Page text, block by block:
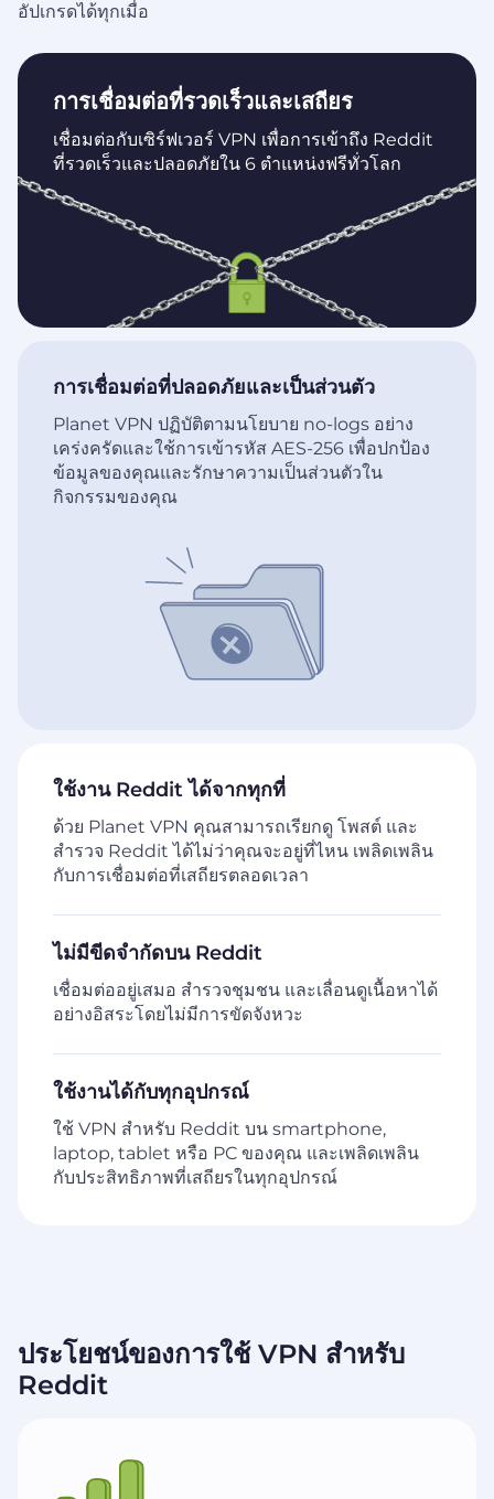
อัปเกรดได้ทุกเมื่อ
การเชื่อมต่อที่รวดเร็วและเสถียร
เชื่อมต่อกับเซิร์ฟเวอร์ VPN เพื่อการเข้าถึง Reddit
ที่รวดเร็วและปลอดภัยใน 6 ตำแหน่งฟรีทั่วโลก
ใช้งาน Reddit ได้จากทุกที่
ด้วย Planet VPN คุณสามารถเรียกดู โพสต์ และ
สำรวจ Reddit ได้ไม่ว่าคุณจะอยู่ที่ไหน เพลิดเพลิน
กับการเชื่อมต่อที่เสถียรตลอดเวลา
ไม่มีขีดจำกัดบน Reddit
เชื่อมต่ออยู่เสมอ สำรวจชุมชน และเลื่อนดูเนื้อหาได้
อย่างอิสระโดยไม่มีการขัดจังหวะ
ใช้งานได้กับทุกอุปกรณ์
ใช้ VPN สำหรับ Reddit บน smartphone,
laptop, tablet หรือ PC ของคุณ และเพลิดเพลิน
กับประสิทธิภาพที่เสถียรในทุกอุปกรณ์
การเชื่อมต่อที่ปลอดภัยและเป็นส่วนตัว
Planet VPN ปฏิบัติตามนโยบาย no-logs อย่าง
เคร่งครัดและใช้การเข้ารหัส AES-256 เพื่อปกป้อง
ข้อมูลของคุณและรักษาความเป็นส่วนตัวใน
กิจกรรมของคุณ
ประโยชน์ของการใช้ VPN สำหรับ
Reddit